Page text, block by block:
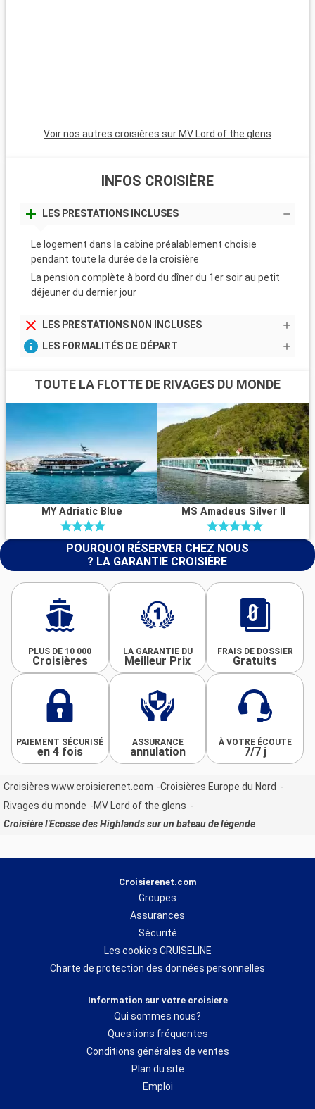
Voir nos autres croisières sur MV Lord of the glens
INFOS CROISIÈRE
LES PRESTATIONS INCLUSES
Le logement dans la cabine préalablement choisie
pendant toute la durée de la croisière
La pension complète à bord du dîner du 1er soir au petit
déjeuner du dernier jour
LES PRESTATIONS NON INCLUSES
LES FORMALITÉS DE DÉPART
TOUTE LA FLOTTE DE RIVAGES DU MONDE
MY Adriatic Blue MS Amadeus Silver II
POURQUOI RÉSERVER CHEZ NOUS
? LA GARANTIE CROISIÈRE
PLUS DE 10 000
Croisières
LA GARANTIE DU
Meilleur Prix
FRAIS DE DOSSIER
Gratuits
PAIEMENT SÉCURISÉ
en 4 fois
ASSURANCE
annulation
À VOTRE ÉCOUTE
7/7 j
Croisières www.croisierenet.com
Croisières Europe du Nord
Rivages du monde
MV Lord of the glens
Croisière l'Ecosse des Highlands sur un bateau de légende
Croisierenet.com
Groupes
Assurances
Sécurité
Les cookies CRUISELINE
Charte de protection des données personnelles
Information sur votre croisiere
Qui sommes nous?
Questions fréquentes
Conditions générales de ventes
Plan du site
Emploi